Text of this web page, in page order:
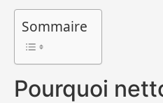
Sommaire
Pourquoi